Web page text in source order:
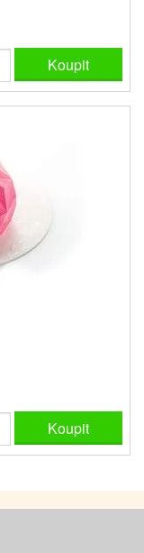
Koupit
Koupit